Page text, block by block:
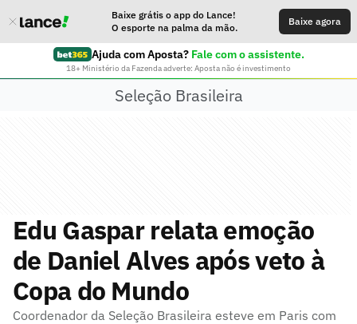
Baixe grátis o app do Lance!
O esporte na palma da mão.
Baixe agora
Ajuda com Aposta? Fale com o assistente.
18+ Ministério da Fazenda adverte: Aposta não é investimento
Seleção Brasileira
Edu Gaspar relata emoção
de Daniel Alves após veto à
Copa do Mundo
Coordenador da Seleção Brasileira esteve em Paris com